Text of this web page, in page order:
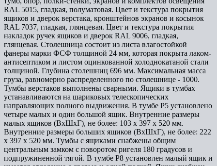
RAL 5015, гладкая, полуматовая. Цвет и текстура покрытия
ящиков и дверок верстака, кронштейнов экранов и косынок
RAL 7037, гладкая, глянцевая. Цвет и текстура покрытия
накладок ручек ящиков и дверок RAL 9006, гладкая,
глянцевая. Столешница состоит из листа влагостойкой
фанеры марки ФСФ толщиной 24 мм, которая покрыта лаком-
антисептиком и листом оцинкованной холоднокатаной стали
толщиной. Глубина столешниц 696 мм. Максимальная масса
груза, равномерно распределенного по столешнице - 1000.
Тумбы верстаков выполнены сварными. Ящики в тумбах
устанавливаются на шариковых телескопических
направляющих полного выдвижения. В тумбе P5 установлено
четыре малых и один большой ящик. Внутренние размеры
малых ящиков (ВхШхГ), не более: 103 х 397 х 520 мм.
Внутренние размеры больших ящиков (ВхШхГ), не более: 222
х 397 х 520 мм. Тумбы с ящиками снабжены общим
центральным замком с поворотом ригеля 180 градусов и
подпружиненной тягой. В тумбе P8 установлен малый ящик и